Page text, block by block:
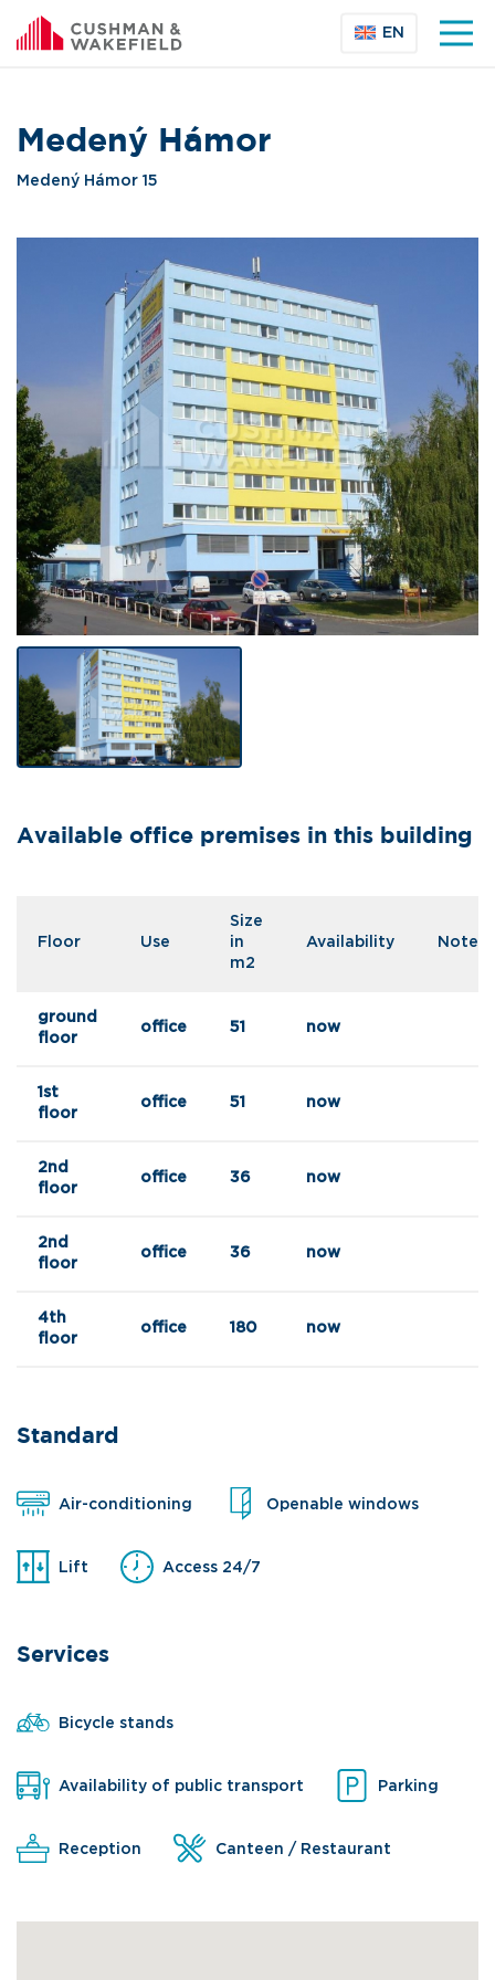
EN
Medený Hámor
Medený Hámor 15
Available office premises in this building
Floor Use
Size
in
m2
Availability Note
ground
floor
office 51 now
1st
floor
office 51 now
2nd
floor
office 36 now
2nd
floor
office 36 now
4th
floor
office 180 now
Standard
Air-conditioning Openable windows
Lift Access 24/7
Services
Bicycle stands
Availability of public transport Parking
Reception Canteen / Restaurant